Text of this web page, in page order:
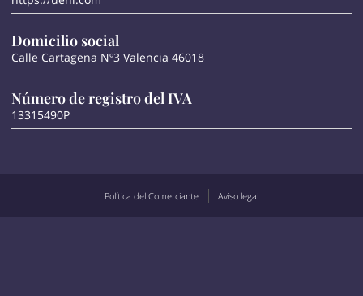
Domicilio social
Calle Cartagena Nº3 Valencia 46018
Número de registro del IVA
13315490P
Política del Comerciante Aviso legal